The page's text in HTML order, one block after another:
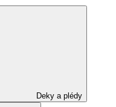
Deky a plédy